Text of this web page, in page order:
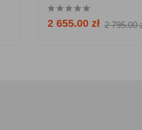
2 655.00 zł 2 795.00